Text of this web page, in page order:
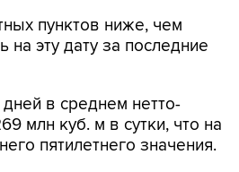
пунктов ниже, чем
на эту дату за последние
в среднем нетто-
млн куб. м в сутки, что на
пятилетнего значения.